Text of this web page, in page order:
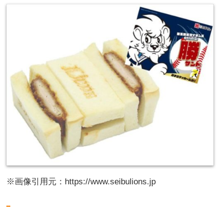
※画像引用元：https://www.seibulions.jp